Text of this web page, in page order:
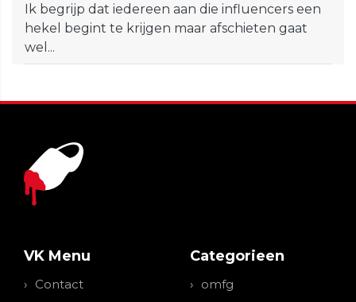
Ik begrijp dat iedereen aan die influencers een
hekel begint te krijgen maar afschieten gaat
wel...
VK Menu
Contact
Categorieen
omfg